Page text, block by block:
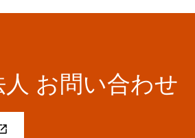
お問い合わせ